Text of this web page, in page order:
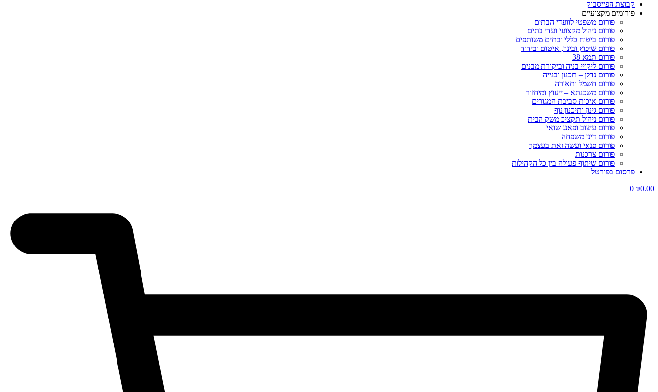
קבוצת הפייסבוק
פורומים מקצועיים
פורום משפטי לוועדי הבתים
פורום ניהול מקצועי ועדי בתים
פורום ביטוח כללי ובתים משותפים
פורום שיפוץ ובינוי, איטום ובידוד
פורום תמא 38
פורום ליקויי בניה וביקורת מבנים
פורום נדלן – תכנון ובנייה
פורום חשמל ותאורה
פורום משכנתא – ייעוץ ומיחזור
פורום איכות סביבת המגורים
פורום גינון ותיכנון נוף
פורום ניהול תקציב משק הבית
פורום עיצוב ופאנג שואי
פורום דיני משפחה
פורום פנאי ועשה זאת בעצמך
פורום צרכנות
פורום שיתוף פעולה בין כל הקהילות
פרסום בפורטל
₪0.00
0